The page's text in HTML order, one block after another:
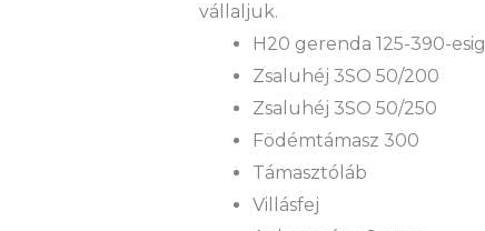
vállaljuk.
H20 gerenda 125-390-esig
Zsaluhéj 3SO 50/200
Zsaluhéj 3SO 50/250
Födémtámasz 300
Támasztóláb
Villásfej